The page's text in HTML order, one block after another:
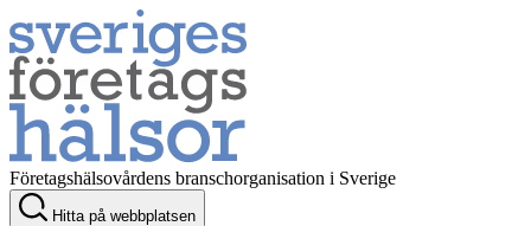
Företagshälsovårdens branschorganisation i Sverige
Hitta på webbplatsen